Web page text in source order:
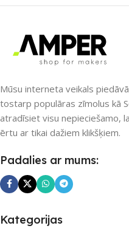
Nē
UZREIZ PIEEJAMAIS
SKAITS
Mūsu interneta veikals
tostarp populāras zīmolus kā
atradīsiet visu nepieciešamo,
ērtu ar tikai dažiem klikšķiem.
Padalies ar mums:
Kategorijas